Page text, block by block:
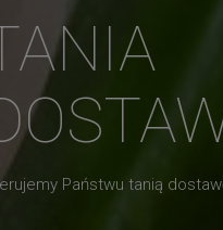
Państwu tanią